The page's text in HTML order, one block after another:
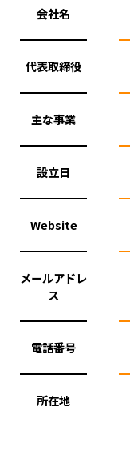
会社名
代表取締役
主な事業
設立日
Website
メールアドレ
ス
電話番号
所在地